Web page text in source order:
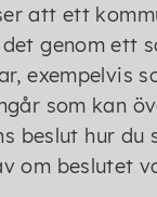
att ett
genom ett
exempelvis
som kan
beslut hur
om beslutet